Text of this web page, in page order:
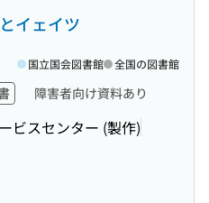
イェイツ
障害者向け資料あり
ビスセンター (製作)
国立国会図書館 全国の図書館